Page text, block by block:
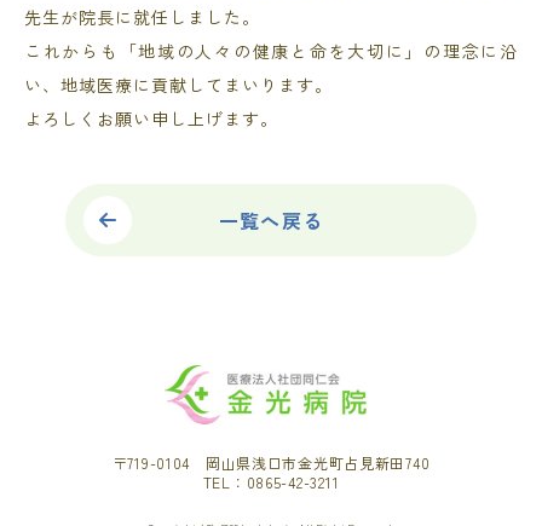
先生が院長に就任しました。
これからも「地域の人々の健康と命を大切に」の理念に沿
い、地域医療に貢献してまいります。
よろしくお願い申し上げます。
一覧へ戻る
〒719-0104 岡山県浅口市金光町占見新田740
TEL：0865-42-3211